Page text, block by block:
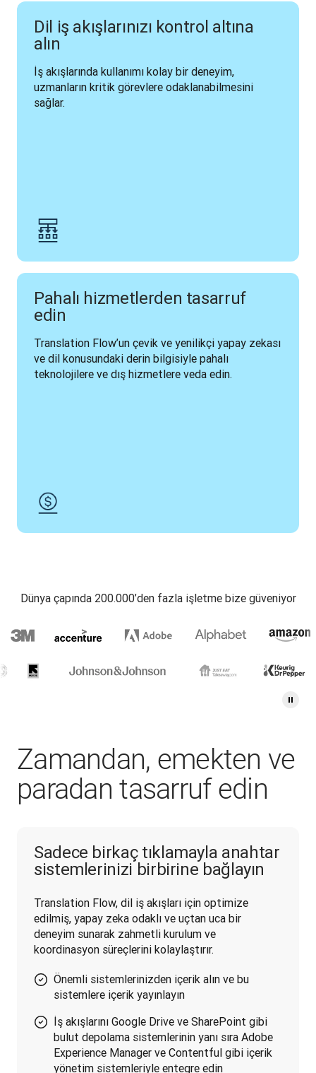
Dil iş akışlarınızı kontrol altına
alın
İş akışlarında kullanımı kolay bir deneyim,
uzmanların kritik görevlere odaklanabilmesini
sağlar.
Pahalı hizmetlerden tasarruf
edin
Translation Flow’un çevik ve yenilikçi yapay zekası
ve dil konusundaki derin bilgisiyle pahalı
teknolojilere ve dış hizmetlere veda edin.
Dünya çapında 200.000’den fazla işletme bize güveniyor
Zamandan, emekten ve
paradan tasarruf edin
Sadece birkaç tıklamayla anahtar
sistemlerinizi birbirine bağlayın
Translation Flow, dil iş akışları için optimize
edilmiş, yapay zeka odaklı ve uçtan uca bir
deneyim sunarak zahmetli kurulum ve
koordinasyon süreçlerini kolaylaştırır.
Önemli sistemlerinizden içerik alın ve bu
sistemlere içerik yayınlayın
İş akışlarını Google Drive ve SharePoint gibi
bulut depolama sistemlerinin yanı sıra Adobe
Experience Manager ve Contentful gibi içerik
yönetim sistemleriyle entegre edin